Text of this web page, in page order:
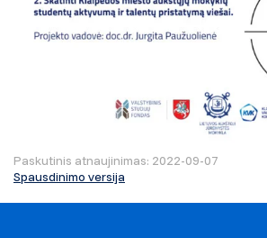
Paskutinis atnaujinimas: 2022-09-07
Spausdinimo versija